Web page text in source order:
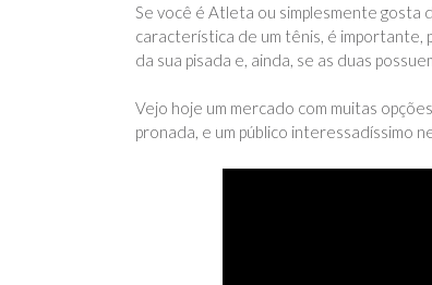
Se você é Atleta ou simplesmente gosta
característica de um tênis, é importante,
da sua pisada e, ainda, se as duas
Vejo hoje um mercado com muitas
pronada, e um público interessadíssimo